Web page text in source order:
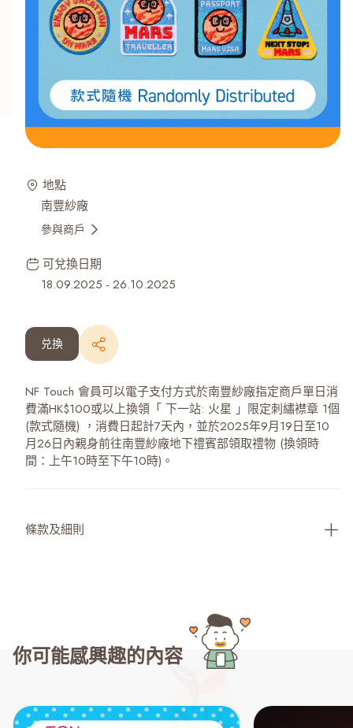
地點
南豐紗廠
參與商戶
可兌換日期
18.09.2025 - 26.10.2025
兑換
NF Touch 會員可以電子支付方式於南豐紗廠指定商戶單日消
費滿HK$100或以上換領「 下一站: 火星 」限定刺繡襟章 1個
(款式隨機) ，消費日起計7天內，並於2025年9月19日至10
月26日內親身前往南豐紗廠地下禮賓部領取禮物 (換領時
間：上午10時至下午10時)。
條款及細則
你可能感興趣的內容